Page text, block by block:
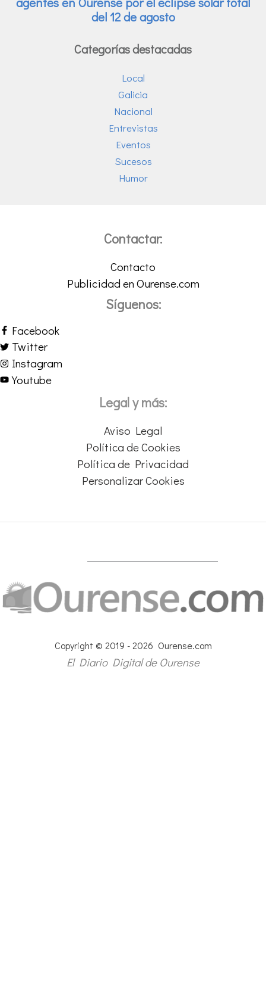
Categorías destacadas
Local
Galicia
Nacional
Entrevistas
Eventos
Sucesos
Humor
Contactar:
Contacto
Publicidad en Ourense.com
Síguenos:
Facebook
Twitter
Instagram
Youtube
Legal y más:
Aviso Legal
Política de Cookies
Política de Privacidad
Personalizar Cookies
Copyright © 2019 - 2026 Ourense.com
El Diario Digital de Ourense